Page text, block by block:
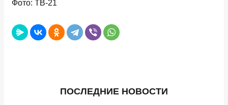
Фото: ТВ-21
ПОСЛЕДНИЕ НОВОСТИ